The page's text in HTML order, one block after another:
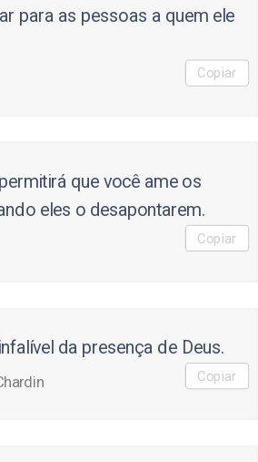
para as pessoas a quem ele
Copiar
que você ame os
eles o desapontarem.
Copiar
da presença de Deus.
Copiar